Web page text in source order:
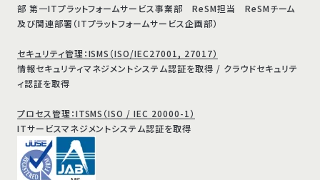
部 第一ITプラットフォームサービス事業部 ReSM担当 ReSMチーム
及び関連部署（ITプラットフォームサービス企画部）
セキュリティ管理：ISMS（ISO/IEC27001, 27017）
情報セキュリティマネジメントシステム認証を取得 / クラウドセキュリテ
ィ認証を取得
プロセス管理：ITSMS（ISO / IEC 20000-1）
ITサービスマネジメントシステム認証を取得